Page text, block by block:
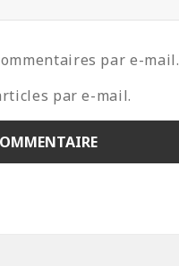
par e-mail.
par e-mail.